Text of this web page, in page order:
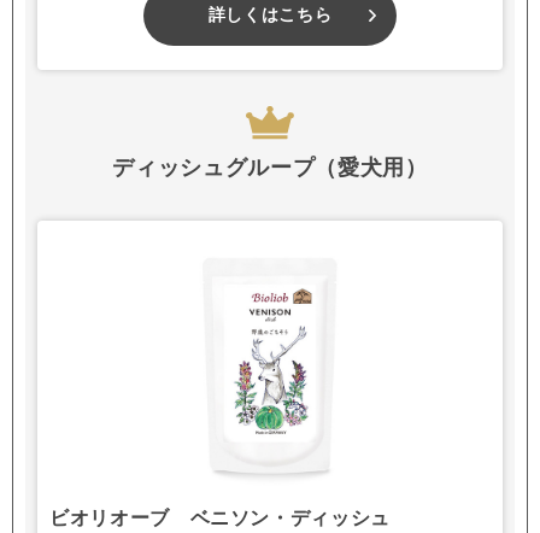
詳しくはこちら
ディッシュグループ（愛犬用）
ビオリオーブ ベニソン・ディッシュ